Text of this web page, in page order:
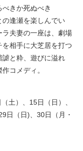
きか死ぬべき
逢瀬を楽しんでい
夫妻の一座は、劇場
相手に大芝居を打つ
と粋、遊びに溢れ
コメディ。
土）、15日（日）、
日（日)、30日（月・